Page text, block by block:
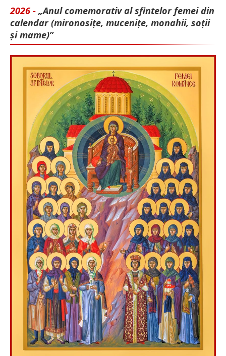
2026 - „Anul comemorativ al sfintelor femei din
calendar (mironosițe, mu­cenițe, monahii, soții
și mame)”